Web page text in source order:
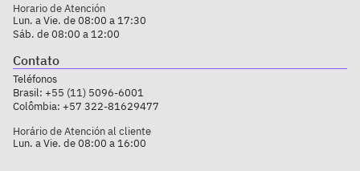
Horario de Atención
Lun. a Vie. de 08:00 a 17:30
Sáb. de 08:00 a 12:00
Horário de Atención al cliente
Lun. a Vie. de 08:00 a 16:00
Contato
Teléfonos
Brasil: +55 (11) 5096-6001
Colômbia: +57 322-81629477